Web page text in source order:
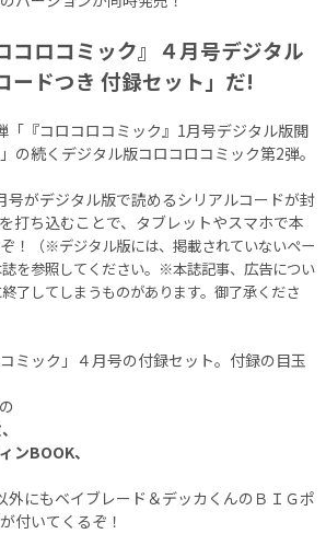
コロコミック』４月号デジタル
ードつき 付録セット」だ!
「『コロコロコミック』1月号デジタル版閲
続くデジタル版コロコロコミック第2弾。
号がデジタル版で読めるシリアルコードが封
打ち込むことで、タブレットやスマホで本
！
（※デジタル版には、掲載されていないペー
を参照してください。※本誌記事、広告につい
了してしまうものがあります。御了承くださ
ミック」４月号の付録セット。付録の目玉
ンBOOK、
外にもベイブレード＆デッカくんのＢＩＧポ
付いてくるぞ！